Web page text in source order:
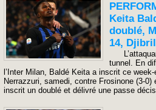
Keita
doublé,
14,
tunnel. En
l’Inter Milan, Baldé Keita a inscrit ce
Nerrazzuri, samedi, contre Frosinone (3-
inscrit un doublé et délivré une passe